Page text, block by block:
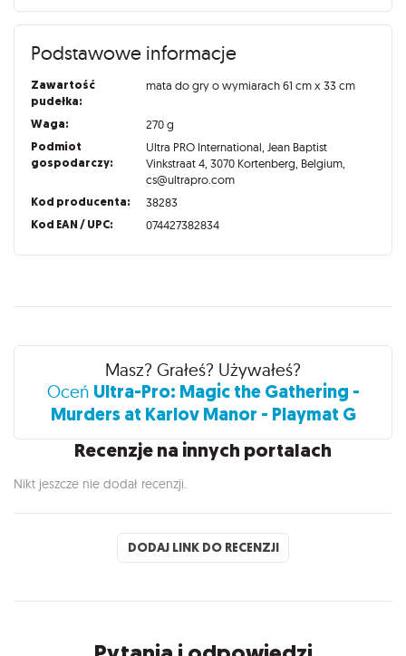
Podstawowe informacje
Zawartość
pudełka:
mata do gry o wymiarach 61 cm x 33 cm
Waga: 270 g
Podmiot
gospodarczy:
Ultra PRO International, Jean Baptist
Vinkstraat 4, 3070 Kortenberg, Belgium,
cs@ultrapro.com
Kod producenta: 38283
Kod EAN / UPC: 074427382834
Recenzje
Masz? Grałeś? Używałeś?
Oceń Ultra-Pro: Magic the Gathering -
Murders at Karlov Manor - Playmat G
Recenzje na innych portalach
Nikt jeszcze nie dodał recenzji.
DODAJ LINK DO RECENZJI